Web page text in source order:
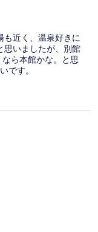
も近く、温泉好きに
思いましたが、別館
ら本館かな。と思
です。